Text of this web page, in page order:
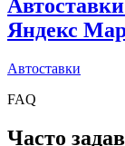
Яндекс
Автоставки
FAQ
Часто